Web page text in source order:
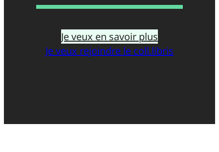
Je veux en savoir plus
Je veux rejoindre le coll.libris